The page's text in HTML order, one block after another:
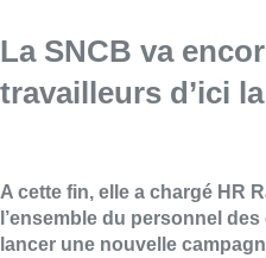
La SNCB va
travailleurs d’ici
A cette fin, elle a chargé HR
l’ensemble du personnel
lancer une nouvelle